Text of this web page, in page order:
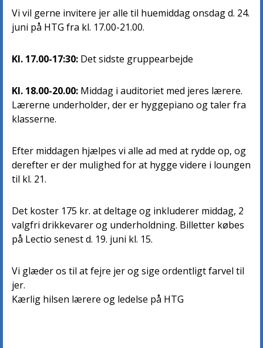
Vi vil gerne invitere jer alle til huemiddag onsdag d. 24.
juni på HTG fra kl. 17.00-21.00.
Kl. 17.00-17:30: Det sidste gruppearbejde
Kl. 18.00-20.00: Middag i auditoriet med jeres lærere.
Lærerne underholder, der er hyggepiano og taler fra
klasserne.
Efter middagen hjælpes vi alle ad med at rydde op, og
derefter er der mulighed for at hygge videre i loungen
til kl. 21.
Det koster 175 kr. at deltage og inkluderer middag, 2
valgfri drikkevarer og underholdning. Billetter købes
på Lectio senest d. 19. juni kl. 15.
Vi glæder os til at fejre jer og sige ordentligt farvel til
jer.
Kærlig hilsen lærere og ledelse på HTG